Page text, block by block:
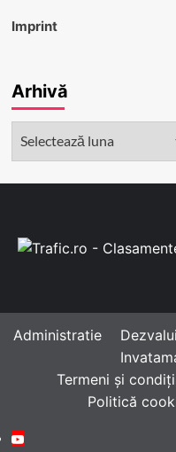
Imprint
Arhivă
Administratie
Termeni și
Politică
Youtube